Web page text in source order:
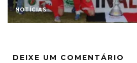
NOTÍCIAS
DEIXE UM COMENTÁRIO